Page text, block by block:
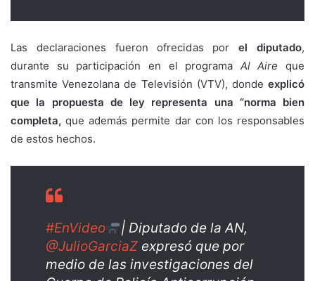
Las declaraciones fueron ofrecidas porel diputado,
durante su participación en el programa Al Aire que
transmite Venezolana de Televisión (VTV), donde explicó
que la propuesta de ley representa una “norma bien
completa, que además permite dar con los responsables
de estos hechos.
#EnVideo
| Diputado de la AN,
@JulioGarciaZ expresó que por
medio de las investigaciones del